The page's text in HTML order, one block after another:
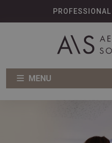
MENU